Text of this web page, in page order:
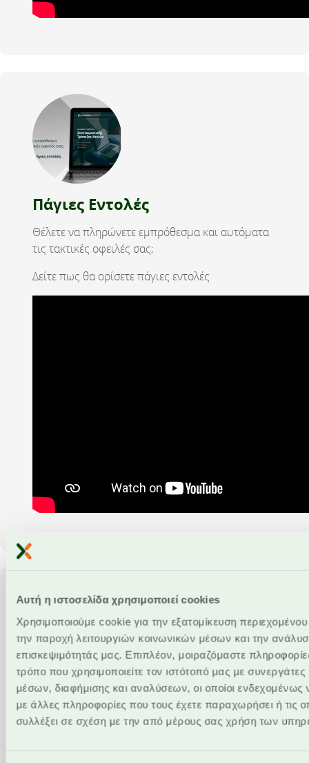
Αυτή η ιστοσελίδα χρησιμοποιεί cookies
Χρησιμοποιούμε cookie για την εξατομίκευση
την παροχή λειτουργιών κοινωνικών μέσων και την
επισκεψιμότητάς μας. Επιπλέον, μοιραζόμαστε
τρόπο που χρησιμοποιείτε τον ιστότοπό μας με
μέσων, διαφήμισης και αναλύσεων, οι οποίοι ενδεχομένως
με άλλες πληροφορίες που τους έχετε παραχωρήσει ή τις
συλλέξει σε σχέση με την από μέρους σας χρήση των
Πάγιες Εντολές
Θέλετε να πληρώνετε εμπρόθεσμα και αυτόματα
τις τακτικές οφειλές σας;
Δείτε πως θα ορίσετε πάγιες εντολές
Μεταφορές
Μεταφορές μεταξύ λογαριασμών σας ή σε